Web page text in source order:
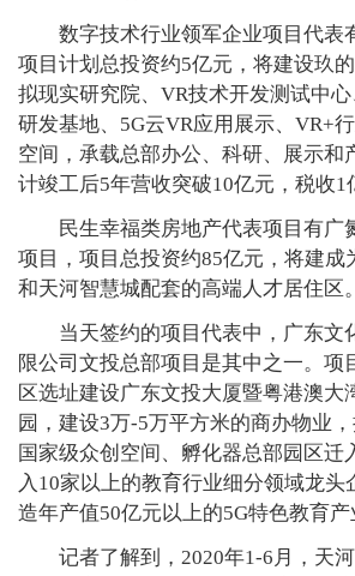
数字技术行业领军企业项目代表
项目计划总投资约5亿元，将建设玖
拟现实研究院、VR技术开发测试中
研发基地、5G云VR应用展示、VR+
空间，承载总部办公、科研、展示和
计竣工后5年营收突破10亿元，税收1
民生幸福类房地产代表项目有广
项目，项目总投资约85亿元，将建成
和天河智慧城配套的高端人才居住区。
当天签约的项目代表中，广东文
限公司文投总部项目是其中之一。项
区选址建设广东文投大厦暨粤港澳大
园，建设3万-5万平方米的商办物业
国家级众创空间、孵化器总部园区迁
入10家以上的教育行业细分领域龙头
造年产值50亿元以上的5G特色教育产
记者了解到，2020年1-6月，天